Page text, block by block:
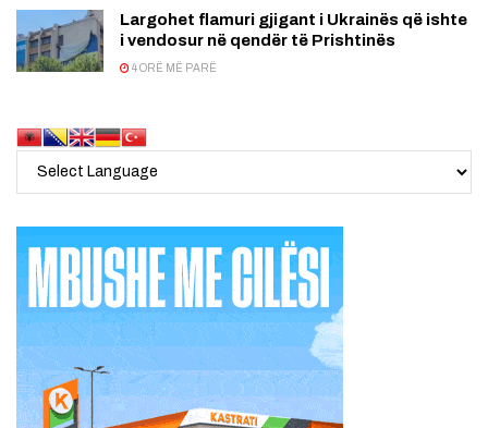
Largohet flamuri gjigant i Ukrainës që ishte
i vendosur në qendër të Prishtinës
4 ORË MË PARË